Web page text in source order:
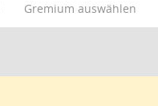
Gremium auswählen